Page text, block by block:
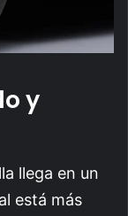
y
llega en un
está más